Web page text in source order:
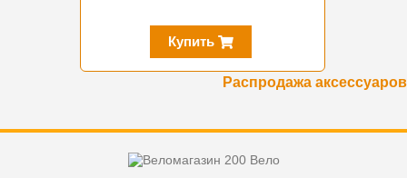
Купить
Распродажа аксессуаров